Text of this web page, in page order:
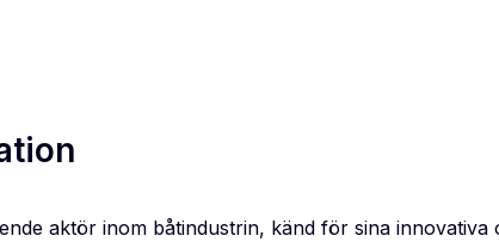
aktör inom båtindustrin, känd för sina innovativa